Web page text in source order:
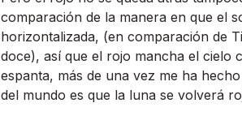
comparación de la manera en que el
horizontalizada, (en comparación de
doce), así­ que el rojo mancha el cielo
espanta, más de una vez me ha
del mundo es que la luna se volverá